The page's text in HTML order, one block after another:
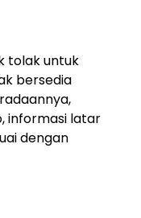
tolak untuk
bersedia
informasi latar
dengan